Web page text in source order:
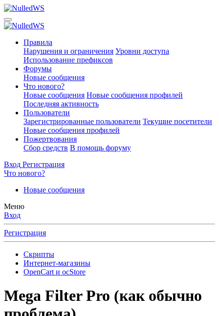
Правила
Нарушения и ограничения Уровни доступа
Использование префиксов
Форумы
Новые сообщения
Что нового?
Новые сообщения Новые сообщения профилей
Последняя активность
Пользователи
Зарегистрированные пользователи Текущие посетители
Новые сообщения профилей
Пожертвования
Сбор средств В помощь форуму
Вход Регистрация
Что нового?
Новые сообщения
Меню
Вход
Регистрация
Скрипты
Интернет-магазины
OpenCart и ocStore
Mega Filter Pro (как обычно